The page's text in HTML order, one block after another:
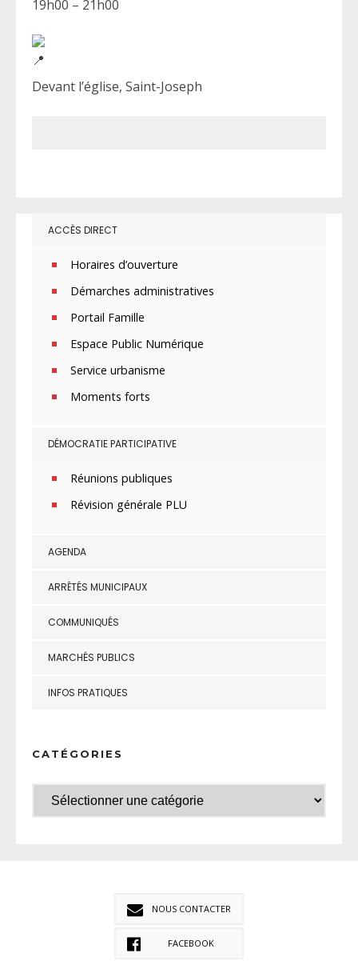
19h00 – 21h00
Devant l’église, Saint-Joseph
ACCÈS DIRECT
Horaires d’ouverture
Démarches administratives
Portail Famille
Espace Public Numérique
Service urbanisme
Moments forts
DÉMOCRATIE PARTICIPATIVE
Réunions publiques
Révision générale PLU
AGENDA
ARRÊTÉS MUNICIPAUX
COMMUNIQUÉS
MARCHÉS PUBLICS
INFOS PRATIQUES
CATÉGORIES
NOUS CONTACTER
FACEBOOK